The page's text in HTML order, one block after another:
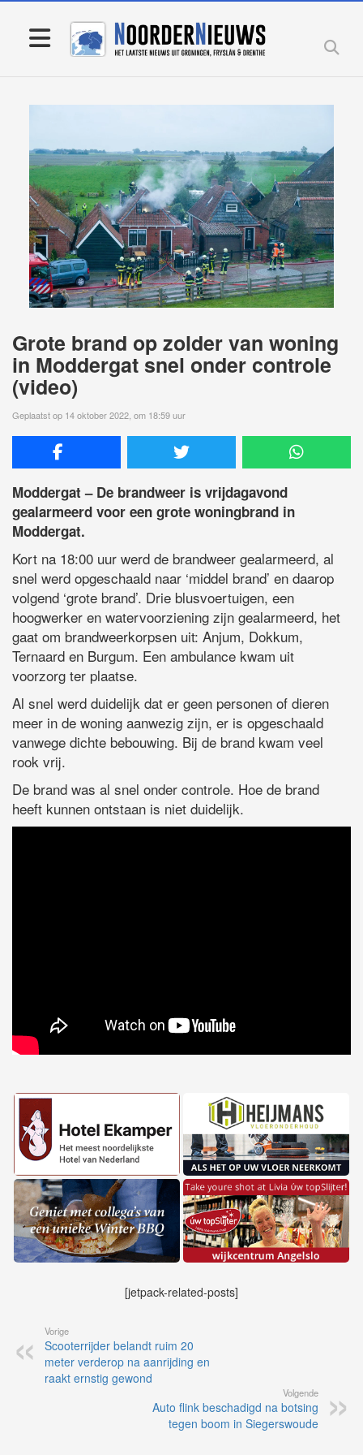
Grote brand op zolder van woning
in Moddergat snel onder controle
(video)
Geplaatst op 14 oktober 2022, om 18:59 uur
Moddergat – De brandweer is vrijdagavond
gealarmeerd voor een grote woningbrand in
Moddergat.
Kort na 18:00 uur werd de brandweer gealarmeerd, al
snel werd opgeschaald naar ‘middel brand’ en daarop
volgend ‘grote brand’. Drie blusvoertuigen, een
hoogwerker en watervoorziening zijn gealarmeerd, het
gaat om brandweerkorpsen uit: Anjum, Dokkum,
Ternaard en Burgum. Een ambulance kwam uit
voorzorg ter plaatse.
Al snel werd duidelijk dat er geen personen of dieren
meer in de woning aanwezig zijn, er is opgeschaald
vanwege dichte bebouwing. Bij de brand kwam veel
rook vrij.
De brand was al snel onder controle. Hoe de brand
heeft kunnen ontstaan is niet duidelijk.
[jetpack-related-posts]
Vorige
Scooterrijder belandt ruim 20
meter verderop na aanrijding en
raakt ernstig gewond
Volgende
Auto flink beschadigd na botsing
tegen boom in Siegerswoude